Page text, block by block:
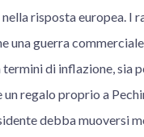
risposta europea.
una guerra
termini di inflazione,
regalo proprio a
debba muoversi